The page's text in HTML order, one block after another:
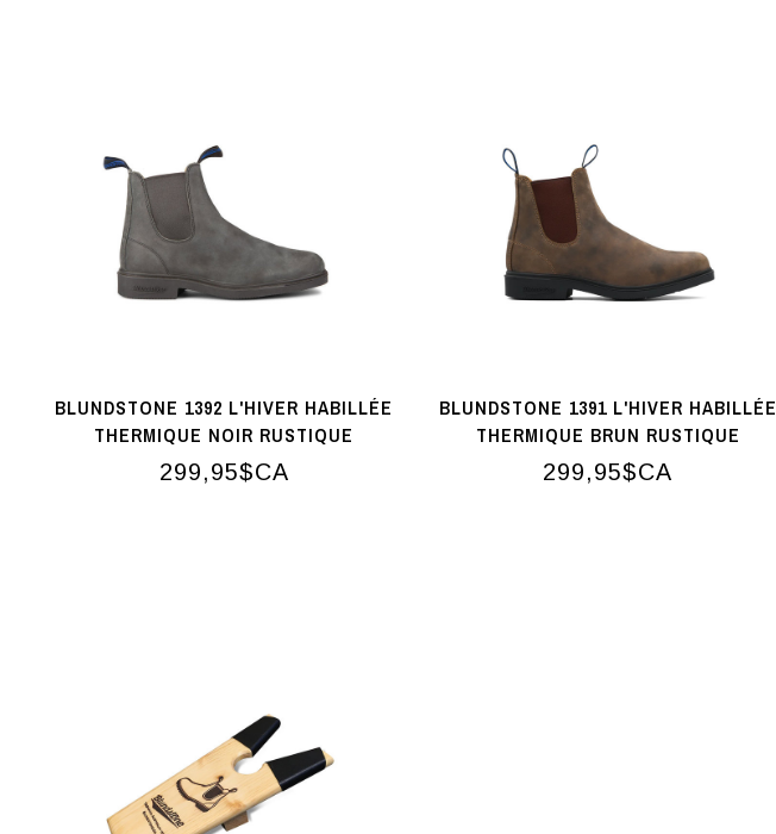
BLUNDSTONE 1392 L'HIVER HABILLÉE
THERMIQUE NOIR RUSTIQUE
299,95$CA
BLUNDSTONE 1391 L'HIVER HABILLÉE
THERMIQUE BRUN RUSTIQUE
299,95$CA